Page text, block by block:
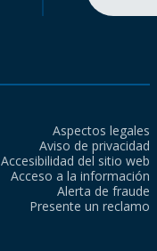
Aspectos legales
Aviso de privacidad
Accesibilidad del sitio web
Acceso a la información
Alerta de fraude
Presente un reclamo